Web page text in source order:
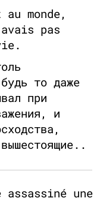
monde,
pas
то даже
при
и
assassiné une